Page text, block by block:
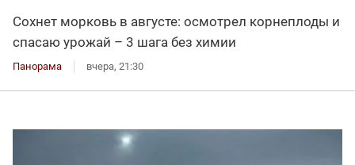
Сохнет морковь в августе: осмотрел корнеплоды и
спасаю урожай – 3 шага без химии
Панорама вчера, 21:30